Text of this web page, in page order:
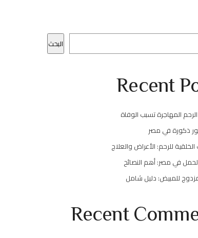
البحث
Recent
المهاجرة تسبب الوفاة
ذكورة في مصر
للرحم: الأعراض والعلاج
في مصر: أهم النصائح
للمبيض: دليل شامل
Recent